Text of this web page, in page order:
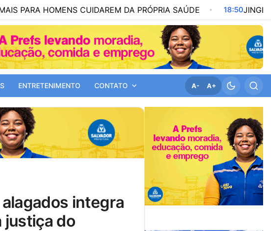
CUIDAREM DA PRÓPRIA SAÚDE 18:50JINGLES DE LULA,
ENTRETENIMENTO CONTATO A- A+
justiça do